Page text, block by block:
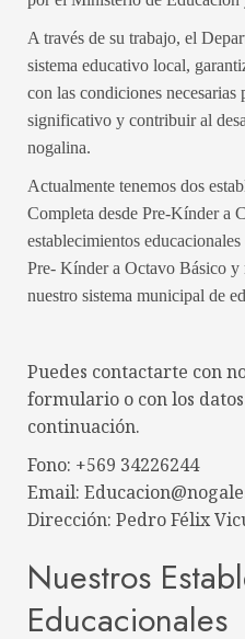
A través de su trabajo, el
sistema educativo local,
con las condiciones
significativo y contribuir al
nogalina.
Actualmente tenemos dos
Completa desde Pre-Kínder a
establecimientos
Pre- Kínder a Octavo Básico y
nuestro sistema municipal de
Puedes contactarte con
formulario o con los
continuación.
Fono: +569 34226244
Email:
Dirección: Pedro Félix
Nuestros
Educacionales